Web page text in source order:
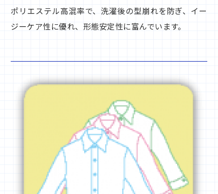
ポリエステル高混率で、洗濯後の型崩れを防ぎ、イー
ジーケア性に優れ、形態安定性に富んでいます。